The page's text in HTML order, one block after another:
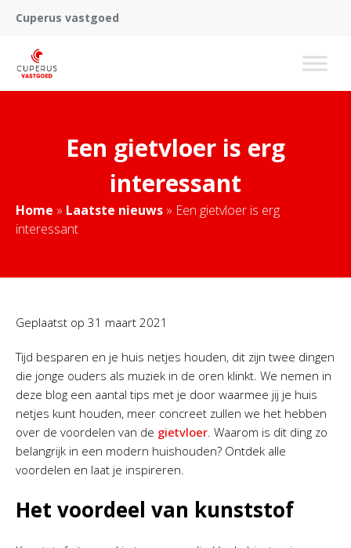
Cuperus vastgoed
Een gietvloer is erg
interessant
Home » Laatste nieuws » Een gietvloer is erg
interessant
Geplaatst op 31 maart 2021
Tijd besparen en je huis netjes houden, dit zijn twee dingen
die jonge ouders als muziek in de oren klinkt. We nemen in
deze blog een aantal tips met je door waarmee jij je huis
netjes kunt houden, meer concreet zullen we het hebben
over de voordelen van de gietvloer. Waarom is dit ding zo
belangrijk in een modern huishouden? Ontdek alle
voordelen en laat je inspireren.
Het voordeel van kunststof